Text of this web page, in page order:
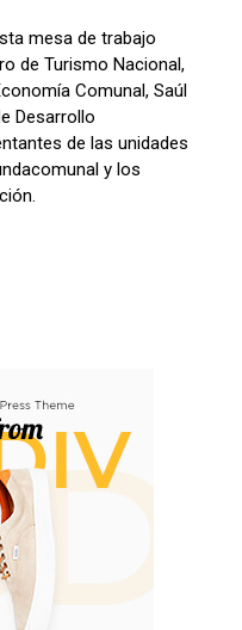
mesa de trabajo
de Turismo Nacional,
Comunal, Saúl
Desarrollo
de las unidades
y los